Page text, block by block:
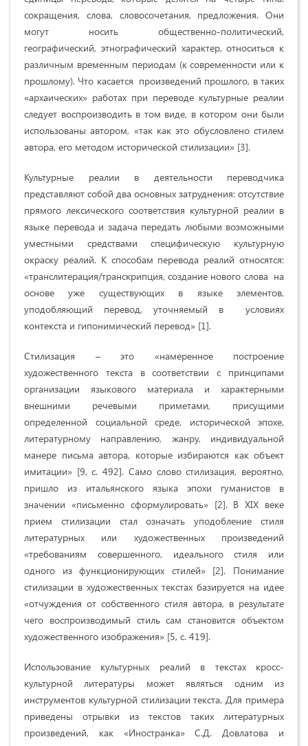
сокращения, слова, словосочетания, предложения. Они
могут носить общественно-политический,
географический, этнографический характер, относиться к
различным временным периодам (к современности или к
прошлому). Что касается произведений прошлого, в таких
«архаических» работах при переводе культурные реалии
следует воспроизводить в том виде, в котором они были
использованы автором, «так как это обусловлено стилем
автора, его методом исторической стилизации» [3].
Культурные реалии в деятельности переводчика
представляют собой два основных затруднения: отсутствие
прямого лексического соответствия культурной реалии в
языке перевода и задача передать любыми возможными
уместными средствами специфическую культурную
окраску реалий. К способам перевода реалий относятся:
«транслитерация/транскрипция, создание нового слова на
основе уже существующих в языке элементов,
уподобляющий перевод, уточняемый в условиях
контекста и гипонимический перевод» [1].
Стилизация – это «намеренное построение
художественного текста в соответствии с принципами
организации языкового материала и характерными
внешними речевыми приметами, присущими
определенной социальной среде, исторической эпохе,
литературному направлению, жанру, индивидуальной
манере письма автора, которые избираются как объект
имитации» [9, с. 492]. Само слово стилизация, вероятно,
пришло из итальянского языка эпохи гуманистов в
значении «письменно сформулировать» [2]. В XIX веке
прием стилизации стал означать уподобление стиля
литературных или художественных произведений
«требованиям совершенного, идеального стиля или
одного из функционирующих стилей» [2]. Понимание
стилизации в художественных текстах базируется на идее
«отчуждения от собственного стиля автора, в результате
чего воспроизводимый стиль сам становится объектом
художественного изображения» [5, c. 419].
Использование культурных реалий в текстах кросс-
культурной литературы может являться одним из
инструментов культурной стилизации текста. Для примера
приведены отрывки из текстов таких литературных
произведений, как «Иностранка» С.Д. Довлатова и